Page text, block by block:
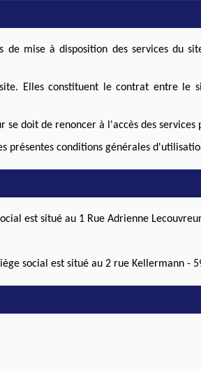
mise à disposition des services du
Elles constituent le contrat entre le
doit de renoncer à l'accès des services
présentes conditions générales
est situé au 1 Rue Adrienne
social est situé au 2 rue Kellermann -